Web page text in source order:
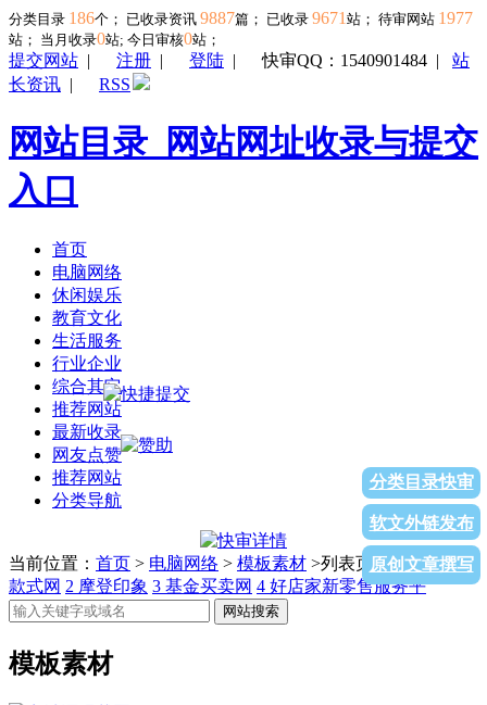
分类目录 186个； 已收录资讯 9887篇； 已收录 9671 站； 待审网站 1977
站； 当月收录0站; 今日审核0站；
提交网站 | 注册 | 登陆 |快审QQ：1540901484 | 站
长资讯 | RSS
网站目录_网站网址收录与提交
入口
首页
电脑网络
休闲娱乐
教育文化
生活服务
行业企业
综合其它
推荐网站
最新收录
网友点赞
推荐网站
分类导航
分类目录快审
软文外链发布
原创文章撰写
当前位置： 首页 > 电脑网络 > 模板素材 >列表页面1中国服装
款式网 2 摩登印象 3 基金买卖网 4 好店家新零售服务平
网站搜索
模板素材